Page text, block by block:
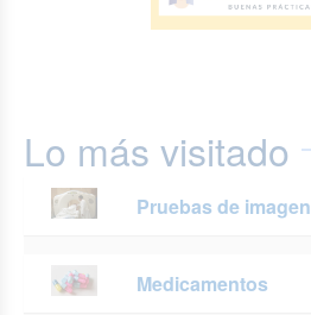
Lo más visitado
Pruebas de imagen
Medicamentos